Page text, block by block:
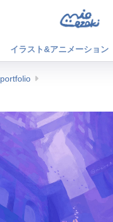
イラスト&アニメーション
portfolio